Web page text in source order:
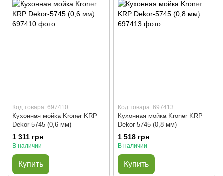
Код товара: 697410
Кухонная мойка Kroner KRP
Dekor-5745 (0,6 мм)
1 311 грн
В наличии
Купить
Код товара: 697413
Кухонная мойка Kroner KRP
Dekor-5745 (0,8 мм)
1 518 грн
В наличии
Купить